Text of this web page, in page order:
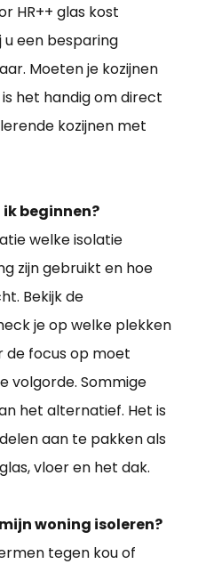
HR++ glas kost
u een besparing
Moeten je kozijnen
het handig om direct
kozijnen met
beginnen?
welke isolatie
zijn gebruikt en hoe
Bekijk de
je op welke plekken
focus op moet
volgorde. Sommige
het alternatief. Het is
aan te pakken als
vloer en het dak.
woning isoleren?
tegen kou of